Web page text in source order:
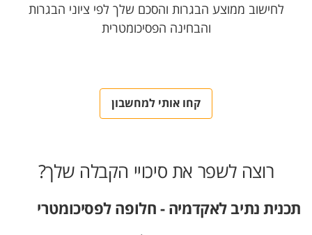
לחישוב ממוצע הבגרות והסכם שלך לפי ציוני הבגרות
והבחינה הפסיכומטרית
קחו אותי למחשבון
רוצה לשפר את סיכויי הקבלה שלך?
תכנית נתיב לאקדמיה - חלופה לפסיכומטרי